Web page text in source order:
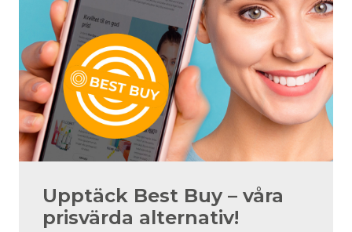
Upptäck Best Buy – våra
prisvärda alternativ!